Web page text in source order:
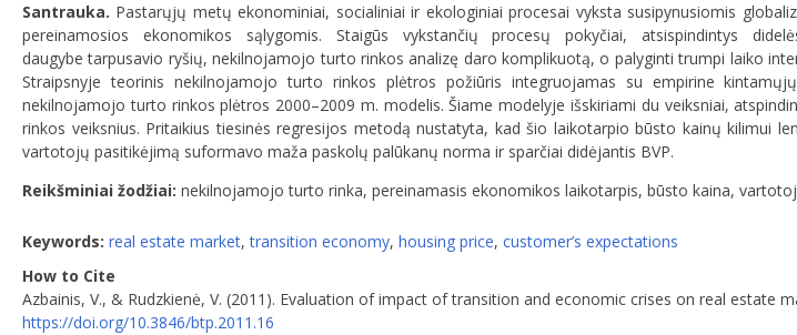
Santrauka. Pastarųjų metų ekonominiai, socialiniai ir ekologiniai procesai vyksta susipynusiomis
pereinamosios ekonomikos sąlygomis. Staigūs vykstančių procesų pokyčiai, atsispindintys
daugybe tarpusavio ryšių, nekilnojamojo turto rinkos analizę daro komplikuotą, o palyginti trumpi laiko
Straipsnyje teorinis nekilnojamojo turto rinkos plėtros požiūris integruojamas su empirine
nekilnojamojo turto rinkos plėtros 2000–2009 m. modelis. Šiame modelyje išskiriami du veiksniai,
rinkos veiksnius. Pritaikius tiesinės regresijos metodą nustatyta, kad šio laikotarpio būsto kainų kilimui
vartotojų pasitikėjimą suformavo maža paskolų palūkanų norma ir sparčiai didėjantis BVP.
Reikšminiai žodžiai: nekilnojamojo turto rinka, pereinamasis ekonomikos laikotarpis, būsto kaina,
Keywords: real estate market,transition economy, housing price, customer’s expectations
How to Cite
Azbainis, V., & Rudzkienė, V. (2011). Evaluation of impact of transition and economic crises on real estate
https://doi.org/10.3846/btp.2011.16